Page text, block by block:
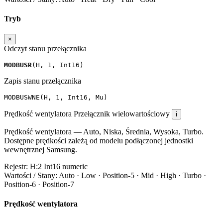
Tryb
×
Odczyt stanu przełącznika
MODBUSR( H , 1 , Int16 )
Zapis stanu przełącznika
MODBUSWNE ( H , 1 , Int16 , Mu )
Prędkość wentylatora Przełącznik wielowartościowy i
Prędkość wentylatora — Auto, Niska, Średnia, Wysoka, Turbo.
Dostępne prędkości zależą od modelu podłączonej jednostki
wewnętrznej Samsung.
Rejestr: H:2 Int16 numeric
Wartości / Stany: Auto · Low · Position-5 · Mid · High · Turbo ·
Position-6 · Position-7
Prędkość wentylatora